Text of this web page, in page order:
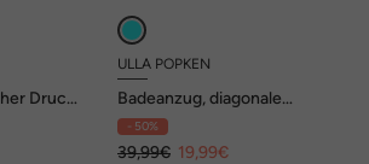
Druck,
ULLA POPKEN
Badeanzug, diagonale
Streifen, ohne Softcups
- 50%
39,99€ 19,99€